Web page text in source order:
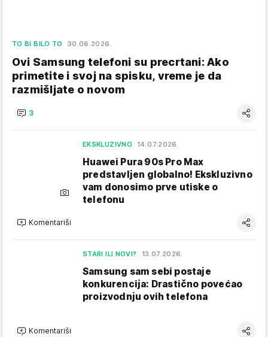
TO BI BILO TO 30.06.2026.
Ovi Samsung telefoni su precrtani: Ako
primetite i svoj na spisku, vreme je da
razmišljate o novom
3
EKSKLUZIVNO 14.07.2026.
Huawei Pura 90s Pro Max
predstavljen globalno! Ekskluzivno
vam donosimo prve utiske o
telefonu
Komentariši
STARI ILI NOVI? 13.07.2026.
Samsung sam sebi postaje
konkurencija: Drastično povećao
proizvodnju ovih telefona
Komentariši